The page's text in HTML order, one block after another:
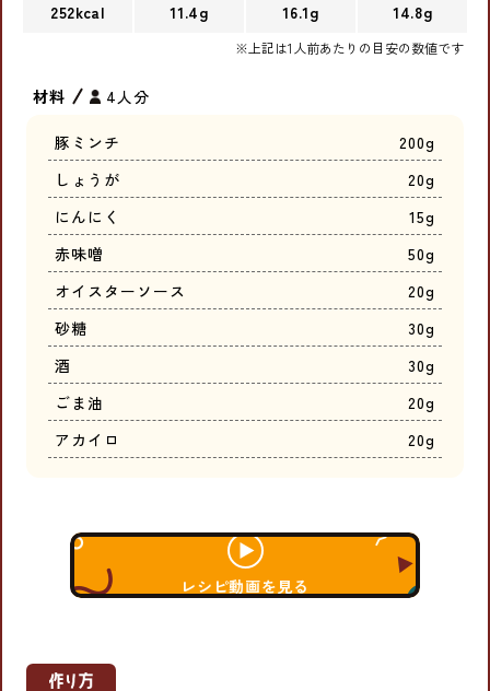
252kcal 11.4g 16.1g 14.8g
※上記は1人前あたりの目安の数値です
材料 4人分
豚ミンチ
200g
しょうが
20g
にんにく
15g
赤味噌
50g
オイスターソース
20g
砂糖
30g
酒
30g
ごま油
20g
アカイロ
20g
レシピ動画を見る